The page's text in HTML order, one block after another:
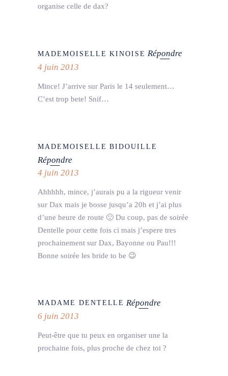
organise celle de dax?
MADEMOISELLE KINOISE Répondre
4 juin 2013
Mince! J’arrive sur Paris le 14 seulement…
C’est trop bete! Snif…
MADEMOISELLE BIDOUILLE
Répondre
4 juin 2013
Ahhhhh, mince, j’aurais pu a la rigueur venir
sur Dax mais je bosse jusqu’a 20h et j’ai plus
d’une heure de route 🙁 Du coup, pas de soirée
Dentelle pour cette fois ci mais j’espere tres
prochainement sur Dax, Bayonne ou Pau!!!
Bonne soirée les bride to be 😉
MADAME DENTELLE Répondre
6 juin 2013
Peut-être que tu peux en organiser une la
prochaine fois, plus proche de chez toi ?